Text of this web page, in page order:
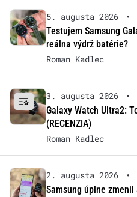
5. augusta 2026 •
Testujem Samsung
reálna výdrž batérie?
Roman Kadlec
3. augusta 2026 •
Galaxy Watch Ultra2:
(RECENZIA)
Roman Kadlec
2. augusta 2026 •
Samsung úplne